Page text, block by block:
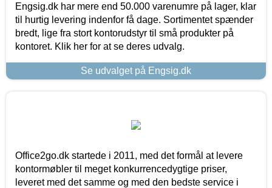
Engsig.dk har mere end 50.000 varenumre på lager, klar
til hurtig levering indenfor få dage. Sortimentet spænder
bredt, lige fra stort kontorudstyr til små produkter på
kontoret. Klik her for at se deres udvalg.
Se udvalget på Engsig.dk
Office2go.dk startede i 2011, med det formål at levere
kontormøbler til meget konkurrencedygtige priser,
leveret med det samme og med den bedste service i